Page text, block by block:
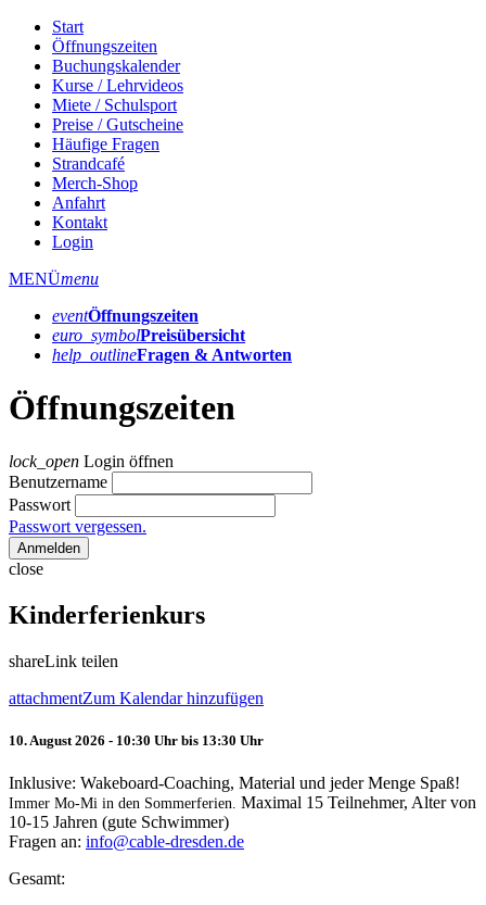
Start
Öffnungszeiten
Buchungskalender
Kurse / Lehrvideos
Miete / Schulsport
Preise / Gutscheine
Häufige Fragen
Strandcafé
Merch-Shop
Anfahrt
Kontakt
Login
MENÜmenu
eventÖffnungs­zeiten
euro_symbolPreis­übersicht
help_outlineFragen & Antworten
Öffnungszeiten
lock_open Login öffnen
Benutzername
Passwort
Passwort vergessen.
Anmelden
close
Kinderferienkurs
shareLink teilen
attachmentZum Kalendar hinzufügen
10. August 2026 - 10:30 Uhr bis 13:30 Uhr
Inklusive: Wakeboard-Coaching, Material und jeder Menge Spaß!
Immer Mo-Mi in den Sommerferien. Maximal 15 Teilnehmer, Alter von
10-15 Jahren (gute Schwimmer)
Fragen an: info@cable-dresden.de
Gesamt: